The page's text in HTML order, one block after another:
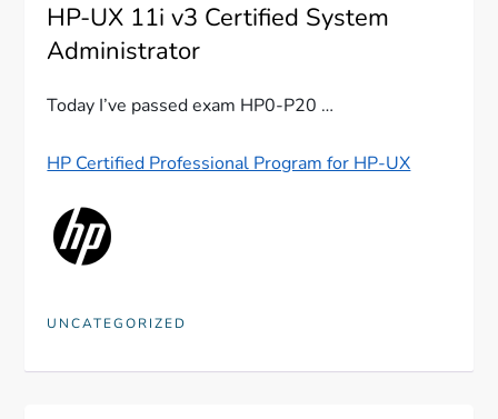
HP-UX 11i v3 Certified System
Administrator
Today I’ve passed exam HP0-P20 …
HP Certified Professional Program for HP-UX
UNCATEGORIZED